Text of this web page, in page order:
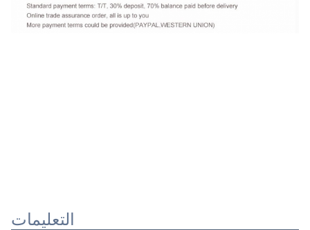
التعليمات